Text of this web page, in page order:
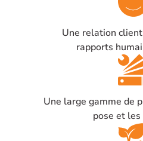
Une relation
rapports
Une large gamme de
pose et les